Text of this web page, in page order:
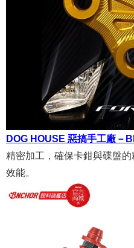
DOG HOUSE 惡搞手工廠－
精密加工，確保卡鉗與碟盤
效能。